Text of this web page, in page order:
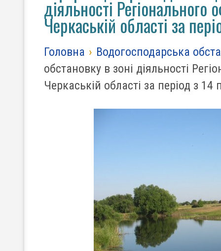
діяльності Регіонального
Черкаській області за
Головна › Водогосподарська
обстановку в зоні діяльності
Черкаській області за період з